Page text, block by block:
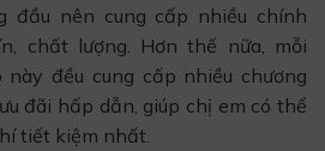
đầu nên cung cấp nhiều chính
chất lượng. Hơn thế nữa, mỗi
đều cung cấp nhiều chương
đãi hấp dẫn, giúp chị em có thể
tiết kiệm nhất.